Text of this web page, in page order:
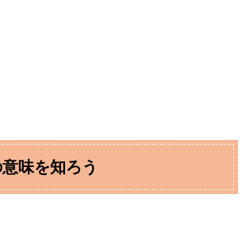
味を知ろう